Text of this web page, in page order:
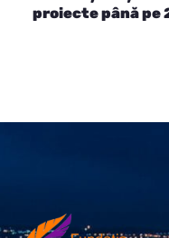
proiecte până pe